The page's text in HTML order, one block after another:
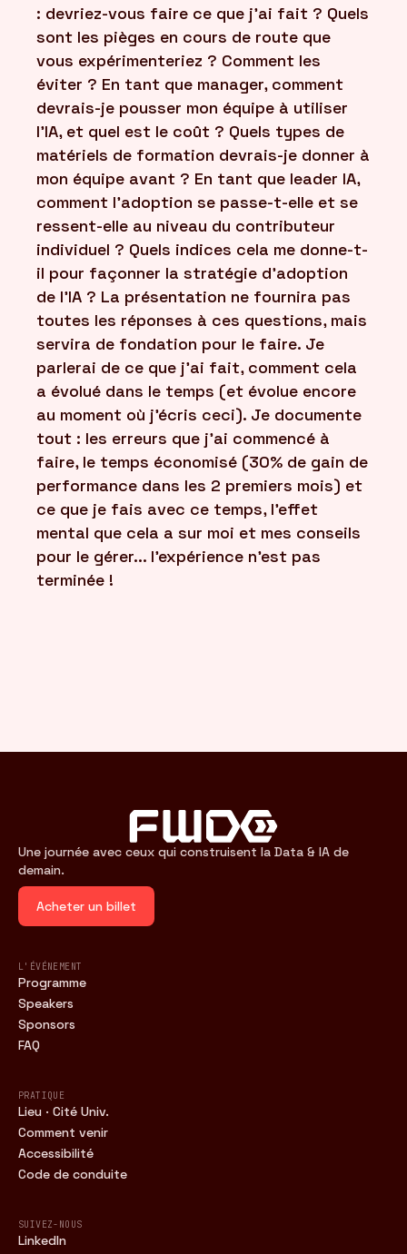
: devriez-vous faire ce que j'ai fait ? Quels
sont les pièges en cours de route que
vous expérimenteriez ? Comment les
éviter ? En tant que manager, comment
devrais-je pousser mon équipe à utiliser
l'IA, et quel est le coût ? Quels types de
matériels de formation devrais-je donner à
mon équipe avant ? En tant que leader IA,
comment l'adoption se passe-t-elle et se
ressent-elle au niveau du contributeur
individuel ? Quels indices cela me donne-t-
il pour façonner la stratégie d'adoption
de l'IA ? La présentation ne fournira pas
toutes les réponses à ces questions, mais
servira de fondation pour le faire. Je
parlerai de ce que j'ai fait, comment cela
a évolué dans le temps (et évolue encore
au moment où j'écris ceci). Je documente
tout : les erreurs que j'ai commencé à
faire, le temps économisé (30% de gain de
performance dans les 2 premiers mois) et
ce que je fais avec ce temps, l'effet
mental que cela a sur moi et mes conseils
pour le gérer... l'expérience n'est pas
terminée !
Une journée avec ceux qui construisent la Data & IA de
demain.
Acheter un billet
L'ÉVÉNEMENT
Programme
Speakers
Sponsors
FAQ
PRATIQUE
Lieu · Cité Univ.
Comment venir
Accessibilité
Code de conduite
SUIVEZ-NOUS
LinkedIn